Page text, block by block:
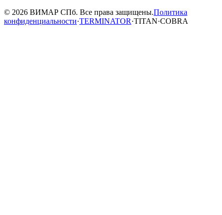
© 2026 ВИМАР СПб. Все права защищены.Политика
конфиденциальности·TERMINATOR·TITAN·COBRA